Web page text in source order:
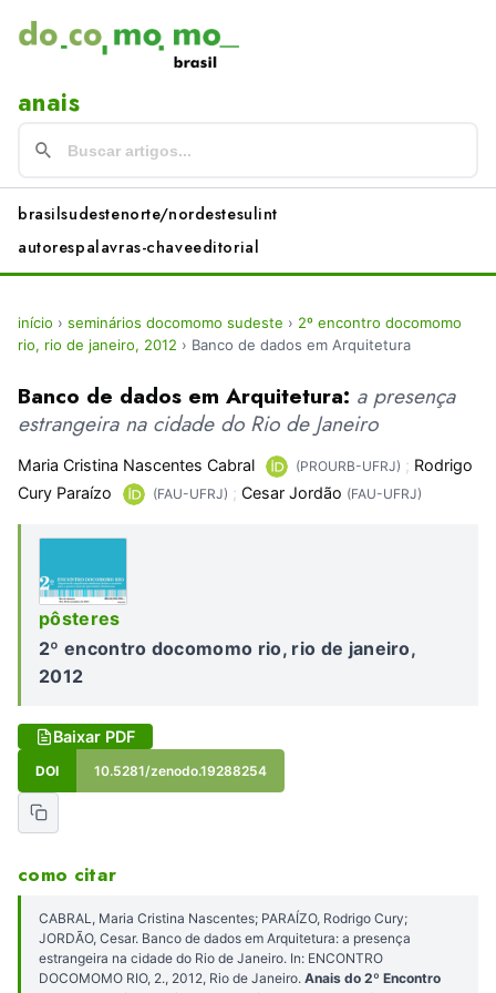
anais
brasilsudestenorte/nordestesulint
autorespalavras-chaveeditorial
início › seminários docomomo sudeste › 2º encontro docomomo
rio, rio de janeiro, 2012 › Banco de dados em Arquitetura
Banco de dados em Arquitetura: a presença
estrangeira na cidade do Rio de Janeiro
Maria Cristina Nascentes Cabral (PROURB-UFRJ) ; Rodrigo
Cury Paraízo
(FAU-UFRJ) ; Cesar Jordão (FAU-UFRJ)
pôsteres
2º encontro docomomo rio, rio de janeiro,
2012
Baixar PDF
DOI 10.5281/zenodo.19288254
como citar
CABRAL, Maria Cristina Nascentes; PARAÍZO, Rodrigo Cury;
JORDÃO, Cesar. Banco de dados em Arquitetura: a presença
estrangeira na cidade do Rio de Janeiro. In: ENCONTRO
DOCOMOMO RIO, 2., 2012, Rio de Janeiro. Anais do 2º Encontro